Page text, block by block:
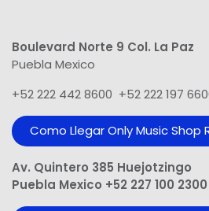
Boulevard Norte 9 Col. La Paz
Puebla Mexico
+52 222 442 8600 +52 222 197
Como Llegar Only Music Shop​
Av. Quintero 385 Huejotzingo
Puebla Mexico +52 227 100 2300